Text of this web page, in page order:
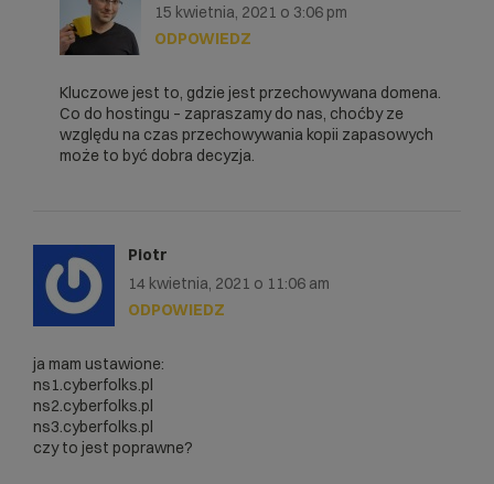
15 kwietnia, 2021 o 3:06 pm
Kluczowe jest to, gdzie jest przechowywana domena.
Co do hostingu – zapraszamy do nas, choćby ze
względu na czas przechowywania kopii zapasowych
może to być dobra decyzja.
ODPOWIEDZ
Piotr
14 kwietnia, 2021 o 11:06 am
ja mam ustawione:
ns1.cyberfolks.pl
ns2.cyberfolks.pl
ns3.cyberfolks.pl
czy to jest poprawne?
ODPOWIEDZ